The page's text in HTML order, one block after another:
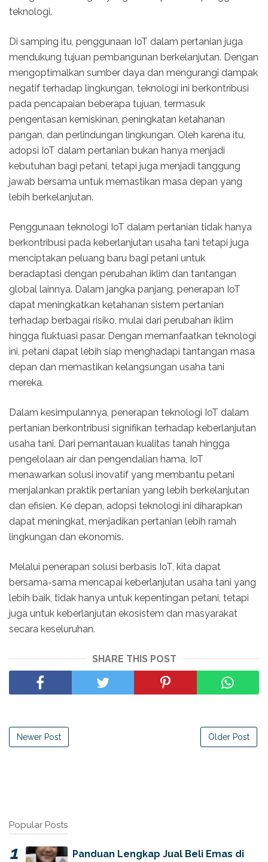
teknologi.
Di samping itu, penggunaan IoT dalam pertanian juga
mendukung tujuan pembangunan berkelanjutan. Dengan
mengoptimalkan sumber daya dan mengurangi dampak
negatif terhadap lingkungan, teknologi ini berkontribusi
pada pencapaian beberapa tujuan, termasuk
pengentasan kemiskinan, peningkatan ketahanan
pangan, dan perlindungan lingkungan. Oleh karena itu,
adopsi IoT dalam pertanian bukan hanya menjadi
kebutuhan bagi petani, tetapi juga menjadi tanggung
jawab bersama untuk memastikan masa depan yang
lebih berkelanjutan.
Penggunaan teknologi IoT dalam pertanian tidak hanya
berkontribusi pada keberlanjutan usaha tani tetapi juga
menciptakan peluang baru bagi petani untuk
beradaptasi dengan perubahan iklim dan tantangan
global lainnya. Dalam jangka panjang, penerapan IoT
dapat meningkatkan ketahanan sistem pertanian
terhadap berbagai risiko, mulai dari perubahan iklim
hingga fluktuasi pasar. Dengan memanfaatkan teknologi
ini, petani dapat lebih siap menghadapi tantangan masa
depan dan memastikan kelangsungan usaha tani
mereka.
Dalam kesimpulannya, penerapan teknologi IoT dalam
pertanian berkontribusi signifikan terhadap keberlanjutan
usaha tani. Dari pemantauan kualitas tanah hingga
pengelolaan air dan pengendalian hama, IoT
menawarkan solusi inovatif yang membantu petani
menjalankan praktik pertanian yang lebih berkelanjutan
dan efisien. Ke depan, adopsi teknologi ini diharapkan
dapat meningkat, menjadikan pertanian lebih ramah
lingkungan dan ekonomis.
Melalui penerapan solusi berbasis IoT, kita dapat
bersama-sama mencapai keberlanjutan usaha tani yang
lebih baik, tidak hanya untuk kepentingan petani, tetapi
juga untuk keberlanjutan ekosistem dan masyarakat
secara keseluruhan.
SHARE THIS POST
Newer Post Older Post
Popular Posts
Panduan Lengkap Jual Beli Emas di